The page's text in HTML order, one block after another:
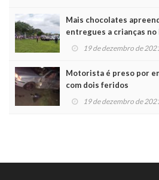
Mais chocolates
entregues a crianças
19 de dezembro de
Motorista é preso por
com dois feridos
19 de dezembro de